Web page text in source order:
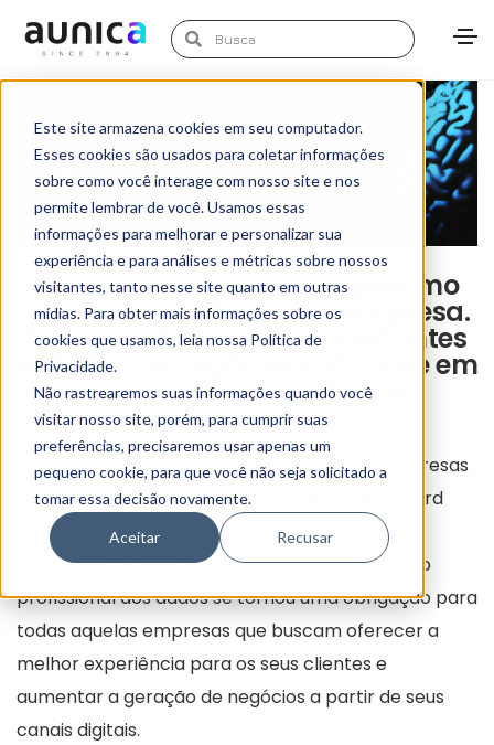
Este site armazena cookies em seu computador.
Esses cookies são usados para coletar informações
sobre como você interage com nosso site e nos
permite lembrar de você. Usamos essas
informações para melhorar e personalizar sua
experiência e para análises e métricas sobre nossos
visitantes, tanto nesse site quanto em outras
mídias. Para obter mais informações sobre os
cookies que usamos, leia nossa Política de
Privacidade.
Não rastrearemos suas informações quando você
visitar nosso site, porém, para cumprir suas
preferências, precisaremos usar apenas um
pequeno cookie, para que você não seja solicitado a
tomar essa decisão novamente.
Aceitar Recusar
Chegou a hora de dar o próximo
passo na gestão da sua empresa.
Seja capaz de tomar importantes
decisões de negócios com base em
dados, e não em achismos.
Com a nova regulamentação da LGPD, as empresas
não poderão mais utilizar dados de terceiros (3rd
Party Data) na sua estratégia de vendas e
marketing. Ou seja, mais do que nunca, a gestão
profissional dos dados se tornou uma obrigação para
todas aquelas empresas que buscam oferecer a
melhor experiência para os seus clientes e
aumentar a geração de negócios a partir de seus
canais digitais.